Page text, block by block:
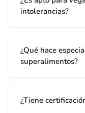
intolerancias?
¿Qué hace
superalimentos?
¿Tiene